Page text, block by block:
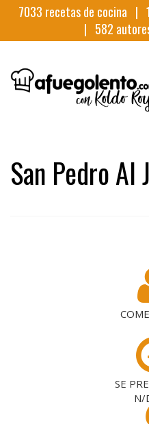
7033 recetas de cocina |
| 582
San Pedro Al
SE
N/